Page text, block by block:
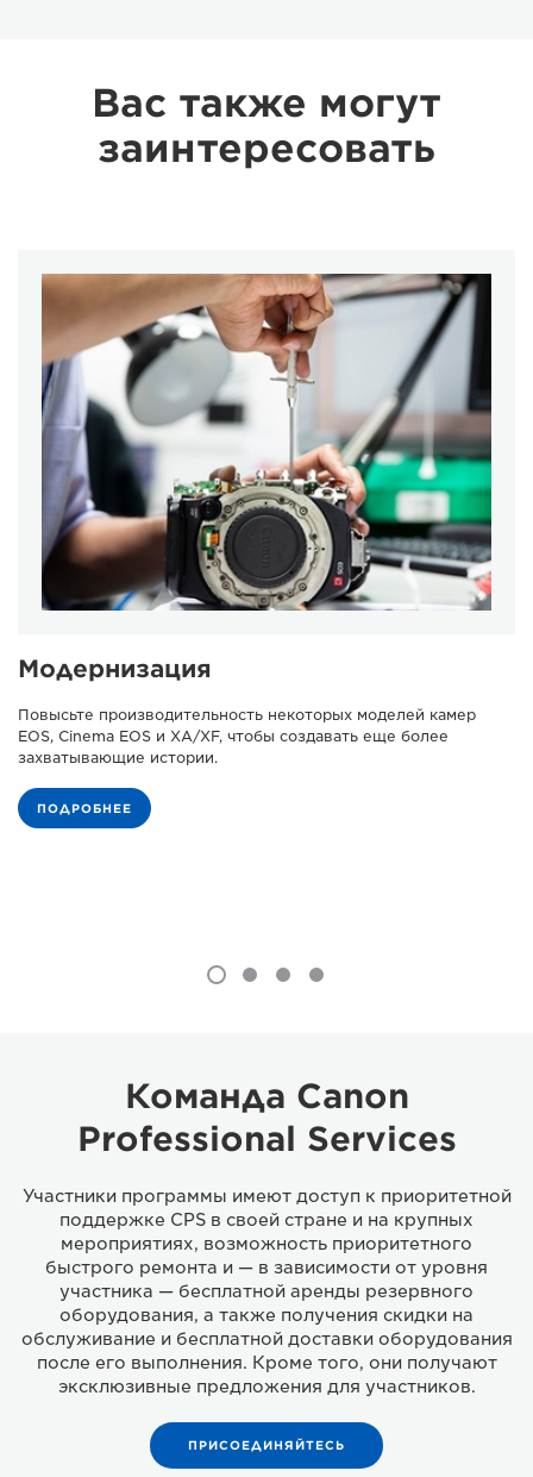
Вас также могут
заинтересовать
Модернизация
Повысьте производительность некоторых моделей камер
EOS, Cinema EOS и XA/XF, чтобы создавать еще более
захватывающие истории.
ПОДРОБНЕЕ
Команда Canon
Professional Services
Участники программы имеют доступ к приоритетной
поддержке CPS в своей стране и на крупных
мероприятиях, возможность приоритетного
быстрого ремонта и — в зависимости от уровня
участника — бесплатной аренды резервного
оборудования, а также получения скидки на
обслуживание и бесплатной доставки оборудования
после его выполнения. Кроме того, они получают
эксклюзивные предложения для участников.
ПРИСОЕДИНЯЙТЕСЬ